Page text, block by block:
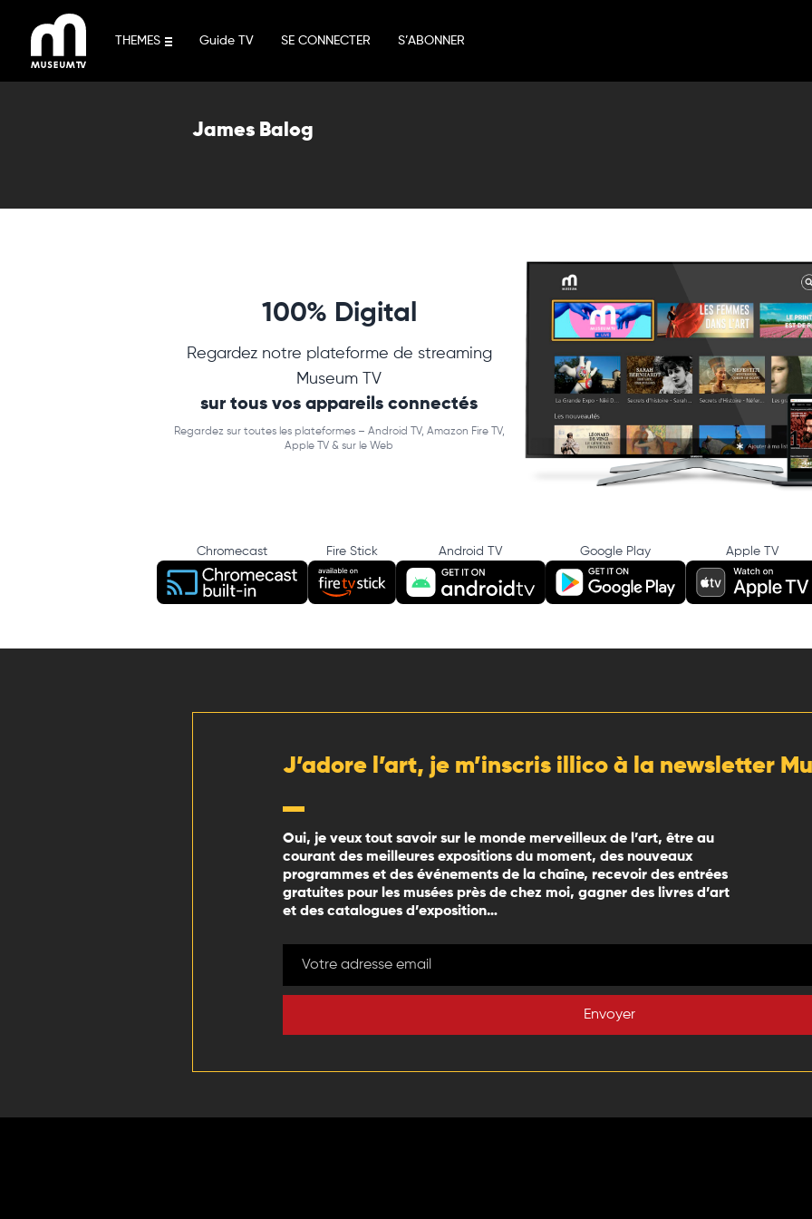
contenu
THEMES Guide TV SE CONNECTER S’ABONNER
James Balog
100% Digital
Regardez notre plateforme de streaming
Museum TV
sur tous vos appareils connectés
Regardez sur toutes les plateformes – Android TV, Amazon Fire TV,
Apple TV & sur le Web
Chromecast Fire Stick Android TV Google Play Apple TV
J’adore l’art, je m’inscris illico à la newsletter
Oui, je veux tout savoir sur le monde merveilleux de l’art, être au
courant des meilleures expositions du moment, des nouveaux
programmes et des événements de la chaîne, recevoir des entrées
gratuites pour les musées près de chez moi, gagner des livres d’art
et des catalogues d’exposition…
Envoyer